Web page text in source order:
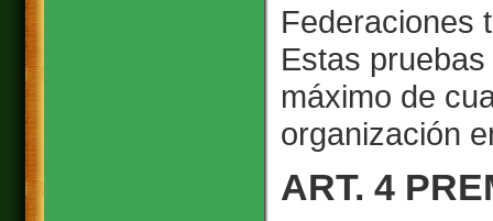
Federaciones
Estas
máximo de
organización
ART. 4